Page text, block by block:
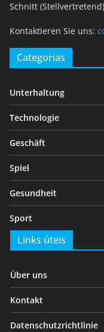
Schnitt
Kontaktieren Sie uns:
Categorias
Unterhaltung
Technologie
Geschäft
Spiel
Gesundheit
Sport
Links úteis
Über uns
Kontakt
Datenschutzrichtlinie